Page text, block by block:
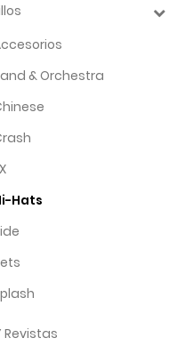
& Orchestra
Hats
Revistas